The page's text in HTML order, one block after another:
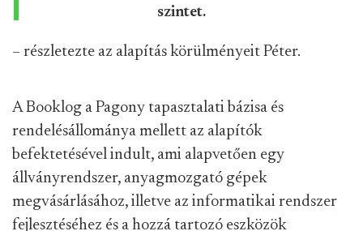
szintet.
– részletezte az alapítás körülményeit Péter.
A Booklog a Pagony tapasztalati bázisa és
rendelésállománya mellett az alapítók
befektetésével indult, ami alapvetően egy
állványrendszer, anyagmozgató gépek
megvásárlásához, illetve az informatikai rendszer
fejlesztéséhez és a hozzá tartozó eszközök